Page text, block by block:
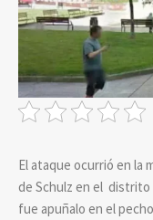
El ataque ocurrió en la
de Schulz en el distrito
fue apuñalo en el